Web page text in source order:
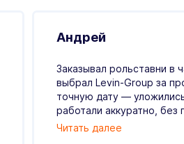
Андрей
Заказывал рольставни в
выбрал Levin-Group за
точную дату —
работали аккуратно, без
Читать далее